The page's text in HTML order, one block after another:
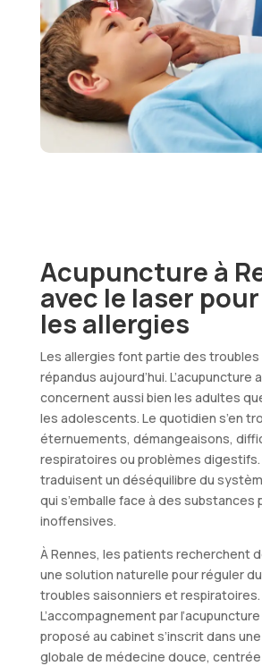
Acupuncture à
avec le laser
les allergies
Les allergies font partie des troubles
répandus aujourd’hui. L’acupuncture
concernent aussi bien les adultes
les adolescents. Le quotidien s’en
éternuements, démangeaisons,
respiratoires ou problèmes
traduisent un déséquilibre du
qui s’emballe face à des substances
inoffensives.
À Rennes, les patients recherchent
une solution naturelle pour réguler
troubles saisonniers et respiratoires.
L’accompagnement par
proposé au cabinet s’inscrit dans
globale de médecine douce, centrée